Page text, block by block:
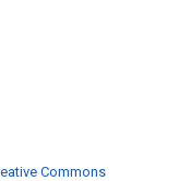
Commons